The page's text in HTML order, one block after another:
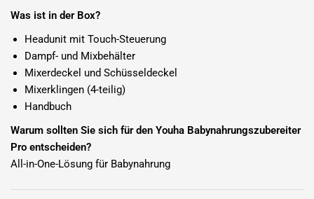
Was ist in der Box?
Headunit mit Touch-Steuerung
Dampf- und Mixbehälter
Mixerdeckel und Schüsseldeckel
Mixerklingen (4-teilig)
Handbuch
Warum sollten Sie sich für den Youha Babynahrungszubereiter
Pro entscheiden?
All-in-One-Lösung für Babynahrung